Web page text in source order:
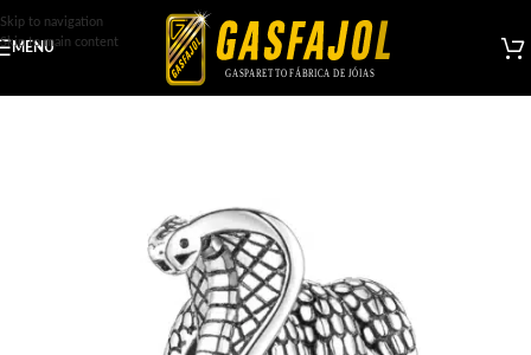
Skip to navigation
Skip to main content
MENU